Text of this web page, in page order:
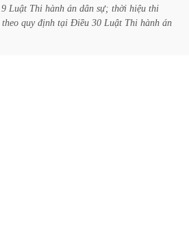
9 Luật Thi hành án dân sự; thời hiệu thi
theo quy định tại Điều 30 Luật Thi hành án